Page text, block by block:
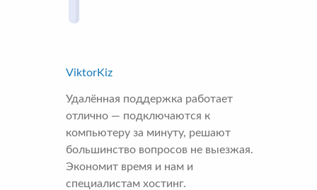
ViktorKiz
Удалённая поддержка работает
отлично — подключаются к
компьютеру за минуту, решают
большинство вопросов не выезжая.
Экономит время и нам и
специалистам хостинг.